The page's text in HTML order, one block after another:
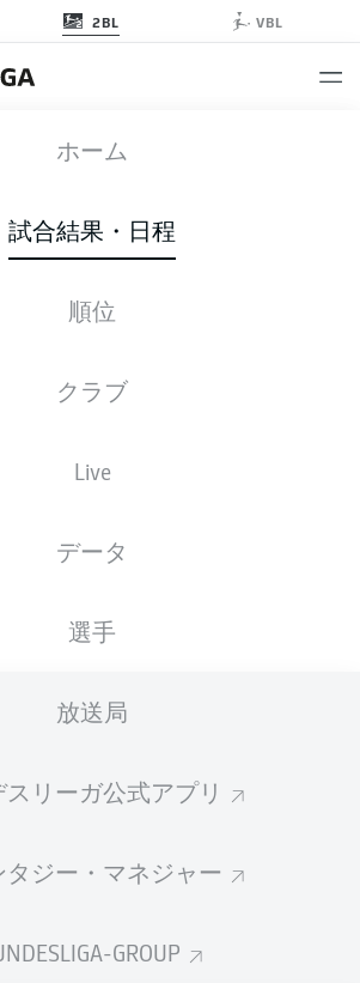
2BL VBL
ホーム
試合結果・日程
順位
クラブ
Live
データ
選手
放送局
スリーガ公式アプリ
タジー・マネジャー
GROUP
FCN EBS
0 0
ティングメンバー
M. Fritz